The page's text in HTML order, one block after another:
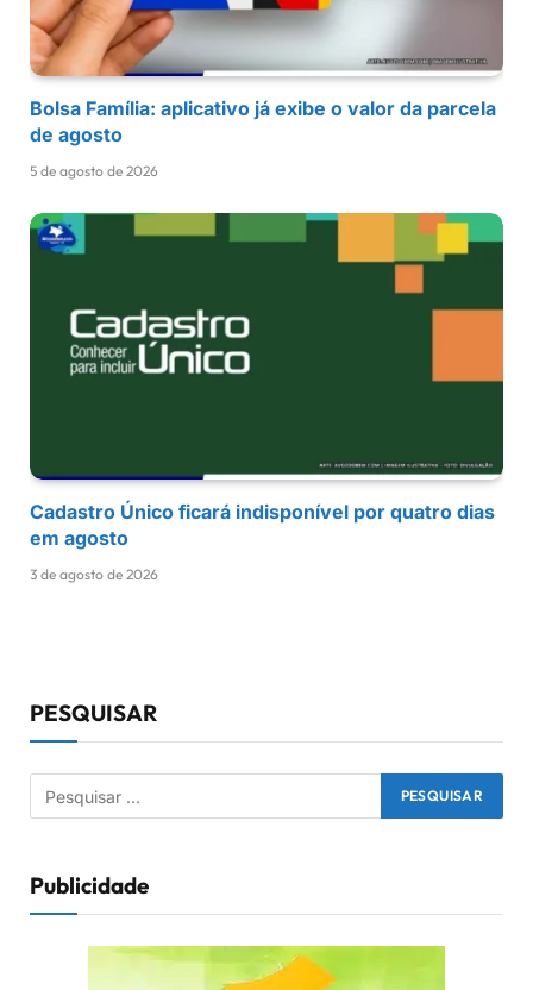
Bolsa Família: aplicativo já exibe o valor da parcela
de agosto
5 de agosto de 2026
Cadastro Único ficará indisponível por quatro dias
em agosto
3 de agosto de 2026
PESQUISAR
Publicidade